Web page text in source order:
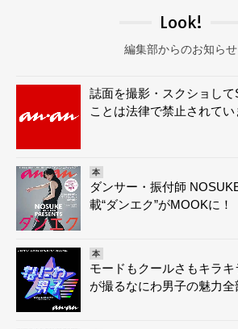
Look!
編集部からのお知らせ
誌面を撮影・スクショし
ことは法律で禁止されてい
本
ダンサー・振付師
載“ダンエク”がMOOKに！
本
モードもクールさもキラ
が撮るなにわ男子の魅力全